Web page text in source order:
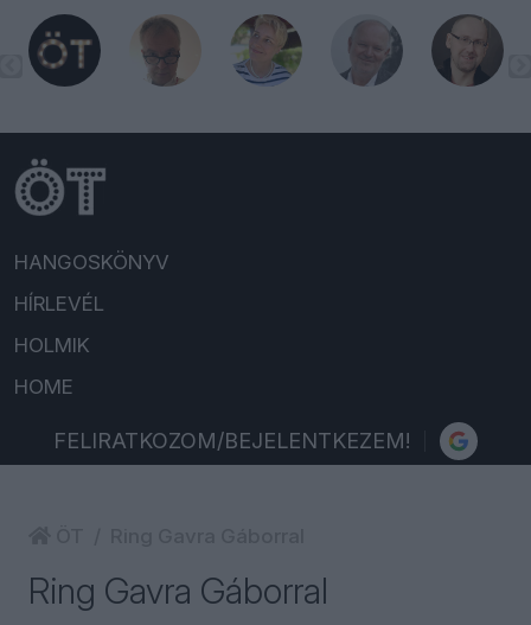
HANGOSKÖNYV
HÍRLEVÉL
HOLMIK
HOME
FELIRATKOZOM/BEJELENTKEZEM!
Ring Gavra Gáborral